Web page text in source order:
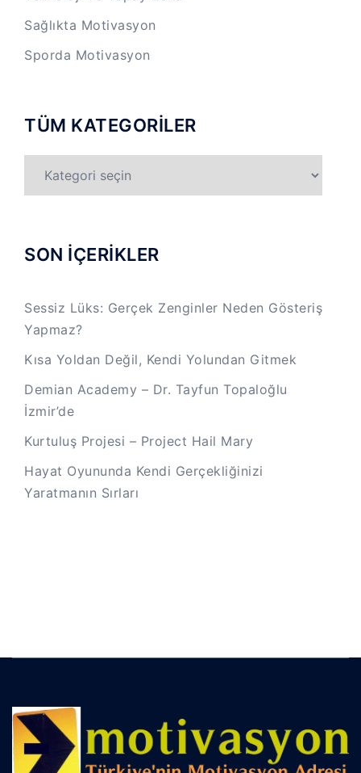
Sağlıkta Motivasyon
Sporda Motivasyon
TÜM KATEGORİLER
KATEGORİLER
SON İÇERİKLER
Sessiz Lüks: Gerçek Zenginler Neden Gösteriş
Yapmaz?
Kısa Yoldan Değil, Kendi Yolundan Gitmek
Demian Academy – Dr. Tayfun Topaloğlu
İzmir’de
Kurtuluş Projesi – Project Hail Mary
Hayat Oyununda Kendi Gerçekliğinizi
Yaratmanın Sırları